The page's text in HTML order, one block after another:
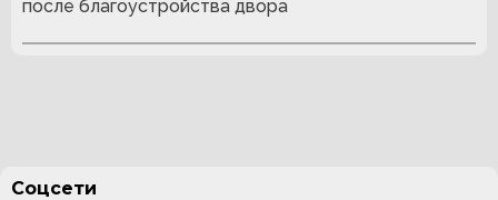
после благоустройства двора
Соцсети